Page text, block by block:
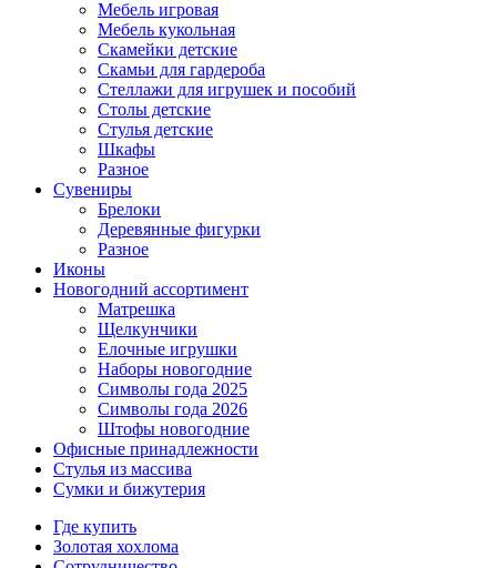
Мебель игровая
Мебель кукольная
Скамейки детские
Скамьи для гардероба
Стеллажи для игрушек и пособий
Столы детские
Стулья детские
Шкафы
Разное
Сувениры
Брелоки
Деревянные фигурки
Разное
Иконы
Новогодний ассортимент
Матрешка
Щелкунчики
Елочные игрушки
Наборы новогодние
Символы года 2025
Символы года 2026
Штофы новогодние
Офисные принадлежности
Стулья из массива
Сумки и бижутерия
Где купить
Золотая хохлома